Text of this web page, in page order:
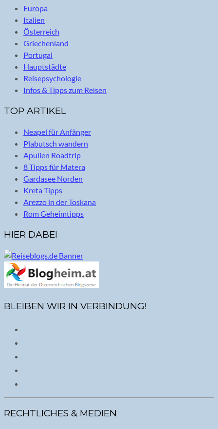
Europa
Italien
Österreich
Griechenland
Portugal
Hauptstädte
Reisepsychologie
Infos & Tipps zum Reisen
TOP ARTIKEL
Neapel für Anfänger
Plabutsch wandern
Apulien Roadtrip
8 Tipps für Matera
Gardasee Norden
Kreta Tipps
Arezzo in der Toskana
Rom Geheimtipps
HIER DABEI
BLEIBEN WIR IN VERBINDUNG!
RECHTLICHES & MEDIEN